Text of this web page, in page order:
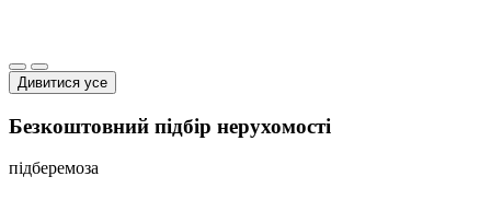
Дивитися усе
Безкоштовний підбір нерухомості
підберемоза